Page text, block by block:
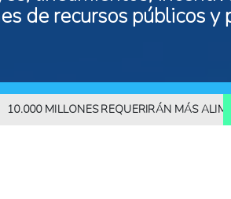
de recursos públicos y
REQUERIRÁN MÁS ALIMENTOS